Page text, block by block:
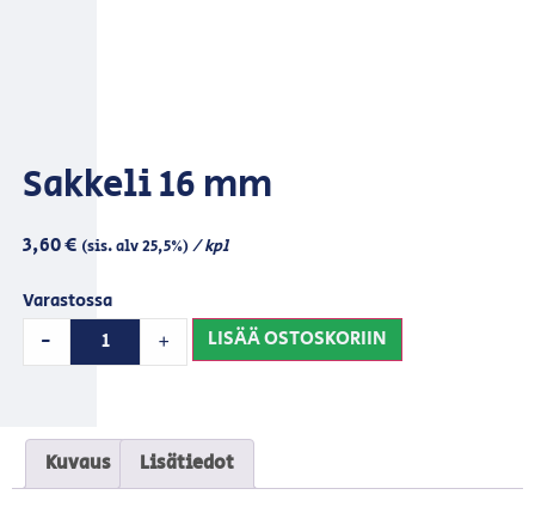
Sakkeli 16 mm
3,60€ (sis. alv 25,5%)/ kpl
Varastossa
- + LISÄÄ OSTOSKORIIN
Kuvaus Lisätiedot